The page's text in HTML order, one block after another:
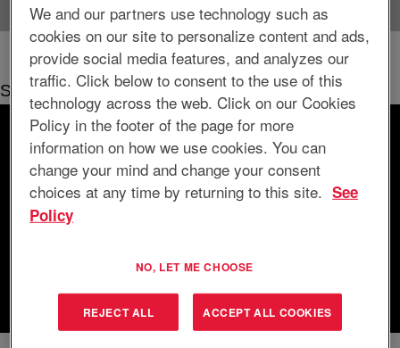
w EnerSys Delaware Inc. (bieżąca
strona)
Szukaj wyników dla
Wyszukiwanie według słów kluczowych
Wyszukiwanie według lokalizacji
Wyczyść
We and our partners use technology such as
cookies on our site to personalize content and ads,
provide social media features, and analyzes our
traffic. Click below to consent to the use of this
technology across the web. Click on our Cookies
Policy in the footer of the page for more
information on how we use cookies. You can
change your mind and change your consent
choices at any time by returning to this site. See
Policy
NO, LET ME CHOOSE
REJECT ALL ACCEPT ALL COOKIES